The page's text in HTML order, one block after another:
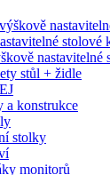
stolové
nastavitelné
stůl + židle
a konstrukce
stolky
monitorů